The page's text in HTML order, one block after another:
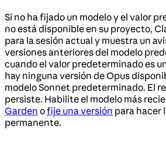
Si no ha fijado un modelo y el valor
no está disponible en su proyecto,
para la sesión actual y muestra un
versiones anteriores del modelo
cuando el valor predeterminado es
hay ninguna versión de Opus
modelo Sonnet predeterminado. El
persiste. Habilite el modelo más
Garden ofije una versión para hacer
permanente.